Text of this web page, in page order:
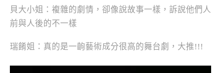
貝大小姐：複雜的劇情，卻像說故事一樣，訴說他們人
前與人後的不一樣
瑞餚姐：真的是一齣藝術成分很高的舞台劇，大推!!!